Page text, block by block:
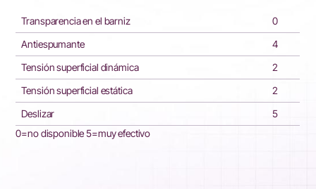
Transparencia en el barniz
0
Antiespumante
4
Tensión superficial dinámica
2
Tensión superficial estática
2
Deslizar
5
0=no disponible 5=muy efectivo